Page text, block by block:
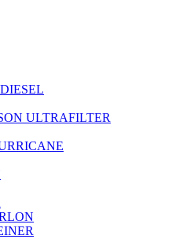
ULTRAFILTER